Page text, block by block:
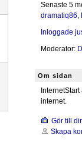
Senaste 5
dramatiq86,
Inloggade
Moderator:
Om sidan
internet.
Gör till
Skapa